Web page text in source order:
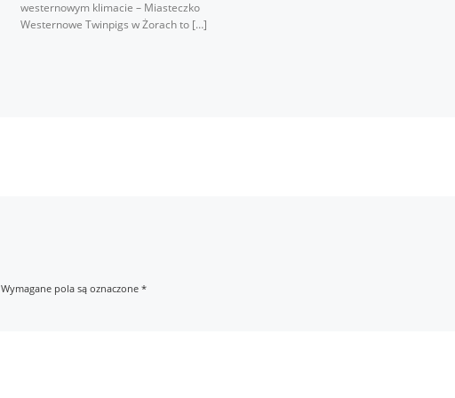
westernowym klimacie – Miasteczko
Westernowe Twinpigs w Żorach to […]
Wymagane pola są oznaczone*